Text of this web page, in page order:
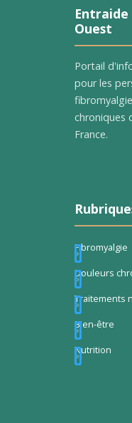
Ouest
Portail
pour les
chroniques
France.
Fibromyalgie
Douleurs
Traitements
Bien-être
Nutrition